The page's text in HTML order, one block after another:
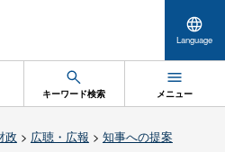
Language
キーワード検索 メニュー
政 > 広聴・広報 > 知事への提案